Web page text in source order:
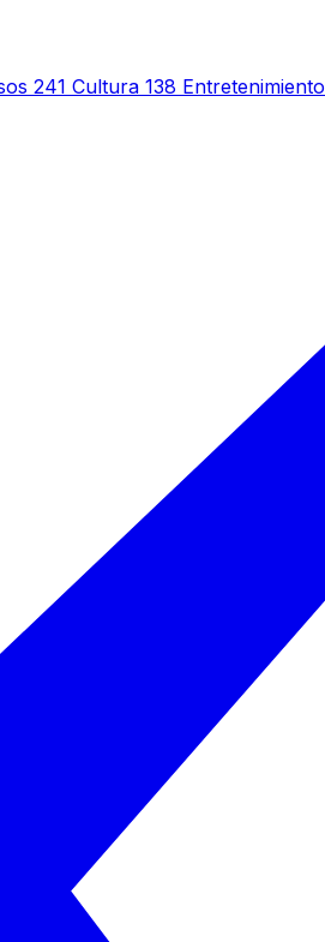
241 Cultura 138 Entretenimiento